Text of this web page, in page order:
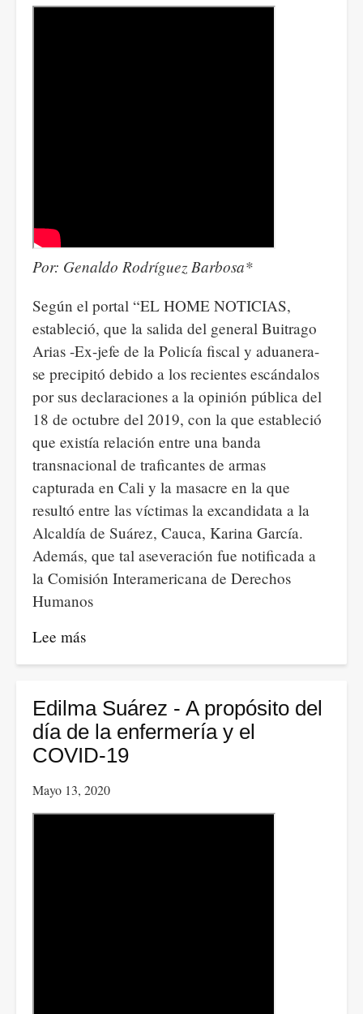
Grupo
Por: Genaldo Rodríguez Barbosa*
Según el portal “EL HOME NOTICIAS,
estableció, que la salida del general Buitrago
Arias -Ex-jefe de la Policía fiscal y aduanera-
se precipitó debido a los recientes escándalos
por sus declaraciones a la opinión pública del
18 de octubre del 2019, con la que estableció
que existía relación entre una banda
transnacional de traficantes de armas
capturada en Cali y la masacre en la que
resultó entre las víctimas la excandidata a la
Alcaldía de Suárez, Cauca, Karina García.
Además, que tal aseveración fue notificada a
la Comisión Interamericana de Derechos
Humanos
Lee más
El
del
general
Juan
Buitrago.
Edilma Suárez - A propósito del
día de la enfermería y el
COVID-19
Mayo 13, 2020